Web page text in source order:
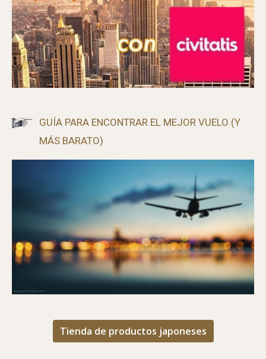
GUÍA PARA ENCONTRAR EL MEJOR VUELO (Y
MÁS BARATO)
Tienda de productos japoneses